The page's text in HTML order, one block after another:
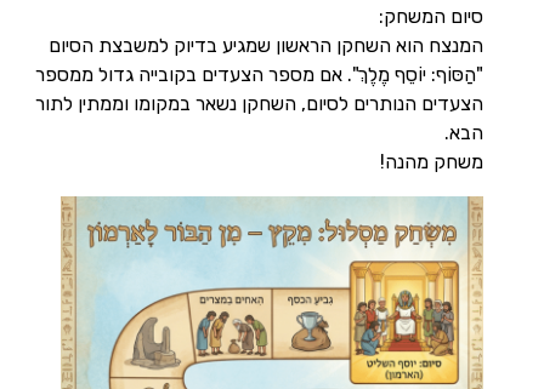
המשחק:
הוא השחקן הראשון שמגיע בדיוק למשבצת הסיום
יוֹסֵף מֶלֶךְ". אם מספר הצעדים בקובייה גדול ממספר
הנותרים לסיום, השחקן נשאר במקומו וממתין לתור
מהנה!